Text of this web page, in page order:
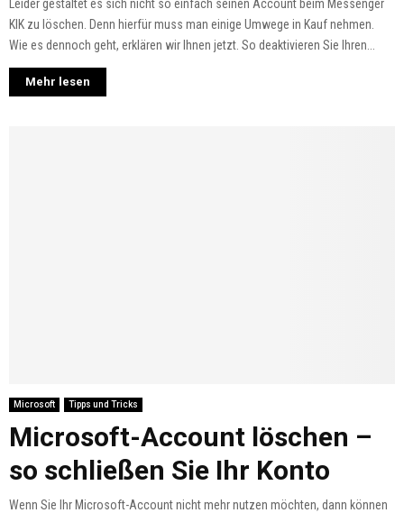
Leider gestaltet es sich nicht so einfach seinen Account beim Messenger
KIK zu löschen. Denn hierfür muss man einige Umwege in Kauf nehmen.
Wie es dennoch geht, erklären wir Ihnen jetzt. So deaktivieren Sie Ihren...
Mehr lesen
Microsoft Tipps und Tricks
Microsoft-Account löschen –
so schließen Sie Ihr Konto
Wenn Sie Ihr Microsoft-Account nicht mehr nutzen möchten, dann können